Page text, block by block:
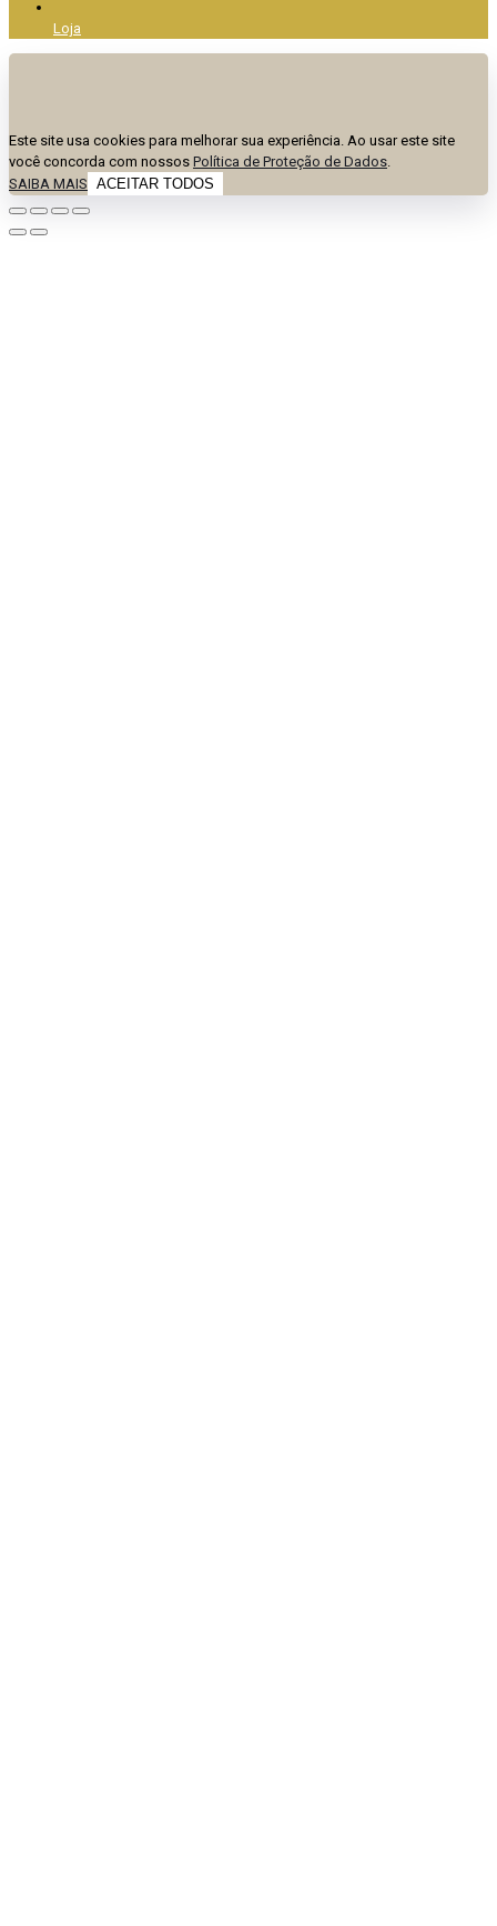
Loja
Este site usa cookies para melhorar sua experiência. Ao usar este site
você concorda com nossos Política de Proteção de Dados
SAIBA MAIS ACEITAR TODOS